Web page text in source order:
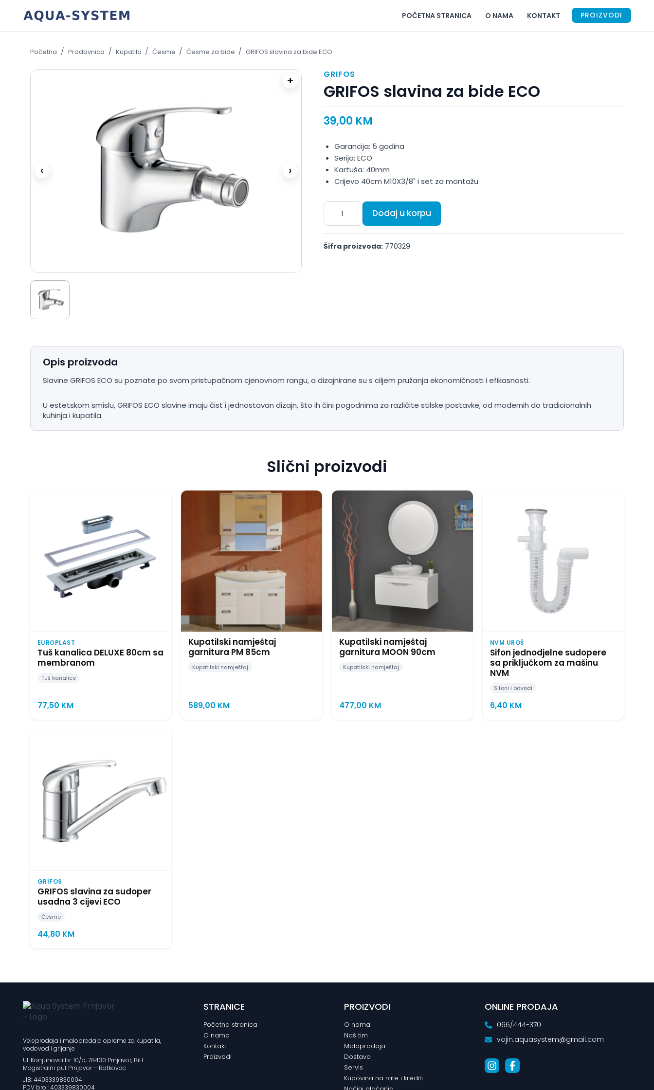
content
POČETNA STRANICA O NAMA KONTAKT PROIZVODI
Početna / Prodavnica / Kupatila / Česme / Česme za bide / GRIFOS slavina za bide ECO
‹
+
›
GRIFOS
GRIFOS slavina za bide ECO
39,00 KM
Garancija: 5 godina
Serija: ECO
Kartuša: 40mm
Crijevo 40cm M10X3/8" i set za montažu
Dodaj u korpu
Šifra proizvoda: 770329
Opis proizvoda
Slavine GRIFOS ECO su poznate po svom pristupačnom cjenovnom rangu, a dizajnirane su s ciljem pružanja ekonomičnosti i efikasnosti.
U estetskom smislu, GRIFOS ECO slavine imaju čist i jednostavan dizajn, što ih čini pogodnima za različite stilske postavke, od modernih do tradicionalnih
kuhinja i kupatila.
Slični proizvodi
EUROPLAST
Tuš kanalica DELUXE 80cm sa
membranom
Tuš kanalice
77,50 KM
Kupatilski namještaj
garnitura PM 85cm
Kupatilski namještaj
589,00 KM
Kupatilski namještaj
garnitura MOON 90cm
Kupatilski namještaj
477,00 KM
NVM UROŠ
Sifon jednodjelne sudopere
sa priključkom za mašinu
NVM
Sifoni i odvodi
6,40 KM
GRIFOS
GRIFOS slavina za sudoper
usadna 3 cijevi ECO
Česme
44,80 KM
Veleprodaja i maloprodaja opreme za kupatila,
vodovod i grijanje
Ul. Konjuhovci br. 10/b, 78430 Prnjavor, BiH
Magistralni put Prnjavor – Ratkovac
JIB: 4403339830004
PDV broj: 403339830004
STRANICE
Početna stranica
O nama
Kontakt
Proizvodi
PROIZVODI
O nama
Naš tim
Maloprodaja
Dostava
Servis
Kupovina na rate i krediti
ONLINE PRODAJA
066/444-370
vojin.aquasystem@gmail.com